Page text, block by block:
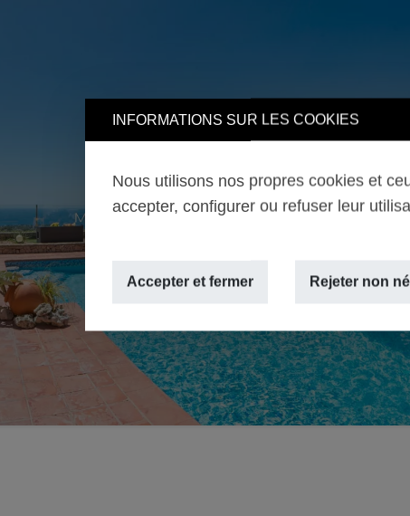
INFORMATIONS SUR LES COOKIES
Nous utilisons nos propres cookies et
accepter, configurer ou refuser leur
Accepter et fermer Rejeter non